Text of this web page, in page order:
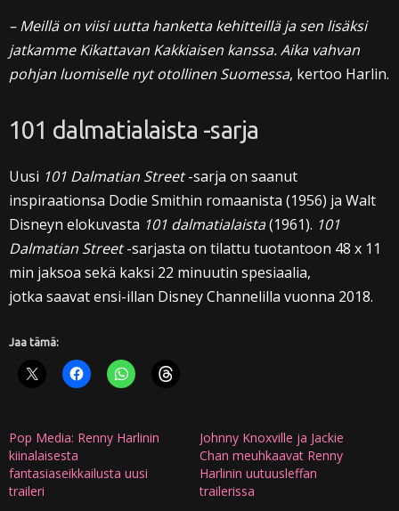
– Meillä on viisi uutta hanketta kehitteillä ja sen lisäksi
jatkamme Kikattavan Kakkiaisen kanssa. Aika vahvan
pohjan luomiselle nyt otollinen Suomessa, kertoo Harlin.
101 dalmatialaista -sarja
Uusi 101 Dalmatian Street-sarja on saanut
inspiraationsa Dodie Smithin romaanista (1956) ja Walt
Disneyn elokuvasta 101 dalmatialaista(1961). 101
Dalmatian Street-sarjasta on tilattu tuotantoon 48 x 11
min jaksoa sekä kaksi 22 minuutin spesiaalia,
jotka saavat ensi-illan Disney Channelilla vuonna 2018.
Jaa tämä:
Pop Media: Renny Harlinin
kiinalaisesta
fantasiaseikkailusta uusi
traileri
Johnny Knoxville ja Jackie
Chan meuhkaavat Renny
Harlinin uutuusleffan
trailerissa